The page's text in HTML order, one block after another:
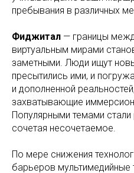
пребывания в различных
Фиджитал — границы
виртуальным мирами
заметными. Люди ищут
пресытились ими, и
и дополненной
захватывающие
Популярными темами
сочетая несочетаемое.
По мере снижения
барьеров мультимедийные